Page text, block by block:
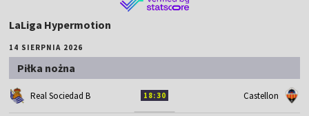
LaLiga Hypermotion
14 SIERPNIA 2026
Piłka nożna
Real Sociedad B 18:30 Castellon